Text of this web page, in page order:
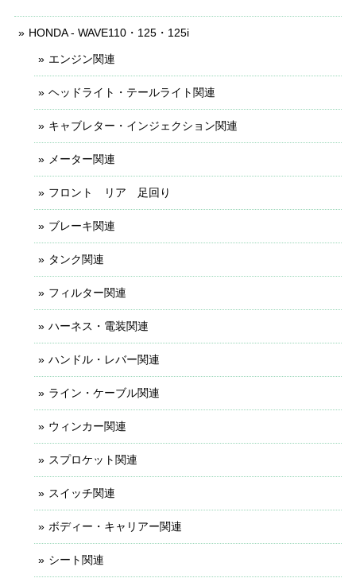
HONDA - WAVE110・125・125i
エンジン関連
ヘッドライト・テールライト関連
キャブレター・インジェクション関連
メーター関連
フロント リア 足回り
ブレーキ関連
タンク関連
フィルター関連
ハーネス・電装関連
ハンドル・レバー関連
ライン・ケーブル関連
ウィンカー関連
スプロケット関連
スイッチ関連
ボディー・キャリアー関連
シート関連